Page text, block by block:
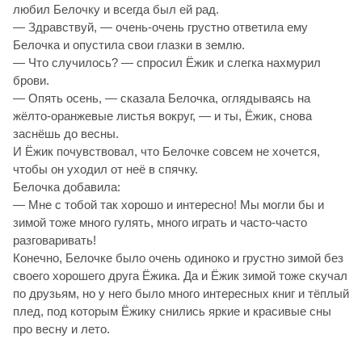
любил Белочку и всегда был ей рад.
— Здравствуй, — очень-очень грустно ответила ему
Белочка и опустила свои глазки в землю.
— Что случилось? — спросил Ёжик и слегка нахмурил
брови.
— Опять осень, — сказала Белочка, оглядываясь на
жёлто-оранжевые листья вокруг, — и ты, Ёжик, снова
заснёшь до весны.
И Ёжик почувствовал, что Белочке совсем не хочется,
чтобы он уходил от неё в спячку.
Белочка добавила:
— Мне с тобой так хорошо и интересно! Мы могли бы и
зимой тоже много гулять, много играть и часто-часто
разговаривать!
Конечно, Белочке было очень одиноко и грустно зимой без
своего хорошего друга Ёжика. Да и Ёжик зимой тоже скучал
по друзьям, но у него было много интересных книг и тёплый
плед, под которым Ёжику снились яркие и красивые сны
про весну и лето.